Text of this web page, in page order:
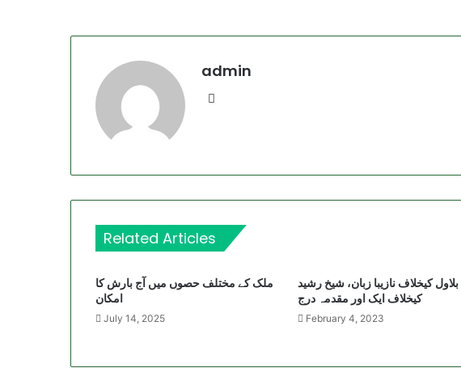
admin
Related Articles
ملک کے مختلف حصوں میں آج بارش کا
امکان
July 14, 2025
بلاول کیخلاف نازیبا زبان، شیخ رشید
کیخلاف ایک اور مقدمہ درج
February 4, 2023